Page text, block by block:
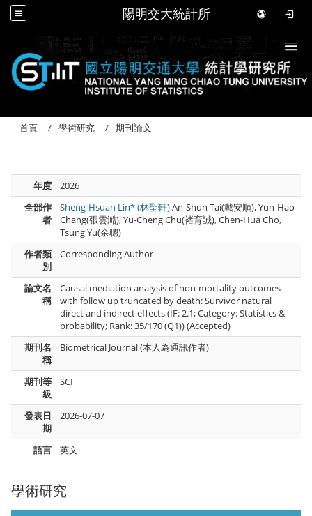
陽明交大統計所
學術研究
首頁 學術研究 期刊論文
年度
2026
全部作
者
Sheng-Hsuan Lin* (林聖軒),An-Shun Tai(戴安順), Yun-Hao
Chang(張雲澔), Yu-Cheng Chu(褚育誠), Chen-Hua Cho,
Tsung Yu(余聰)
作者類
別
Corresponding Author
論文名
稱
Causal mediation analysis of non-mortality outcomes
with follow up truncated by death: Survivor natural
direct and indirect effects (IF: 2.1; Category: Statistics &
probability; Rank: 35/170 (Q1)) (Accepted)
期刊名
稱
Biometrical Journal (本人為通訊作者)
期刊等
級
SCI
發表日
期
2026-07-07
語言 英文